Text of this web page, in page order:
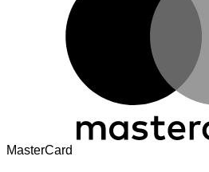
MasterCard